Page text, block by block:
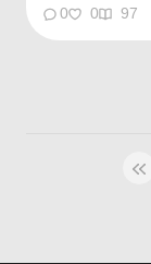
оценка при продаже
при продаже
0 0 97